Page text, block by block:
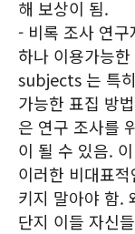
해 보상이 됨.
- 비록 조사 연
하나 이용가능
subjects 는 특
가능한 표집 방
은 연구 조사를
이 될 수 있음.
이러한 비대표
키지 말아야 함.
단지 이들 자신